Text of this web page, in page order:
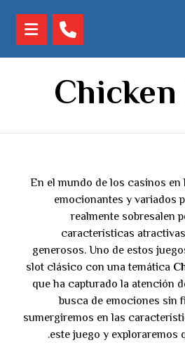
Chicken
En el mundo de los casinos
emocionantes y variados
realmente sobresalen
características
generosos. Uno de estos
slot clásico con una temática
que ha capturado la atención
busca de emociones sin
sumergiremos en las
este juego y exploraremos